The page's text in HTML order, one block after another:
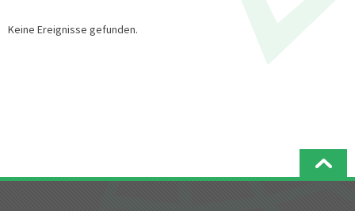
Keine Ereignisse gefunden.